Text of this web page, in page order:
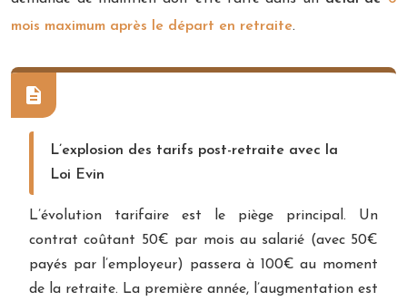
mois maximum après le départ en retraite.
L’explosion des tarifs post-retraite avec la
Loi Evin
L’évolution tarifaire est le piège principal. Un
contrat coûtant 50€ par mois au salarié (avec 50€
payés par l’employeur) passera à 100€ au moment
de la retraite. La première année, l’augmentation est